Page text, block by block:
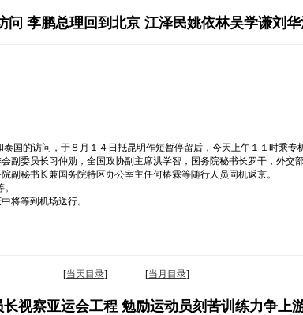
问 李鹏总理回到北京 江泽民姚依林吴学谦刘
的访问，于８月１４日抵昆明作短暂停留后，今天上午１１时乘专
委员长习仲勋，全国政协副主席洪学智，国务院秘书长罗干，外交
秘书长兼国务院特区办公室主任何椿霖等随行人员同机返京。
将等到机场送行。
[当天目录] [当月目录]
长视察亚运会工程 勉励运动员刻苦训练力争上